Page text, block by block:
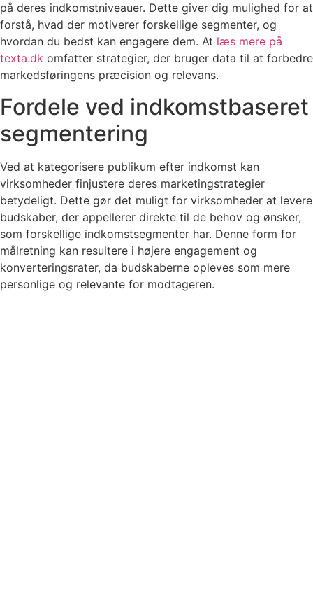
på deres indkomstniveauer. Dette giver dig mulighed for at
forstå, hvad der motiverer forskellige segmenter, og
hvordan du bedst kan engagere dem. At læs mere på
texta.dk omfatter strategier, der bruger data til at forbedre
markedsføringens præcision og relevans.
Fordele ved indkomstbaseret
segmentering
Ved at kategorisere publikum efter indkomst kan
virksomheder finjustere deres marketingstrategier
betydeligt. Dette gør det muligt for virksomheder at levere
budskaber, der appellerer direkte til de behov og ønsker,
som forskellige indkomstsegmenter har. Denne form for
målretning kan resultere i højere engagement og
konverteringsrater, da budskaberne opleves som mere
personlige og relevante for modtageren.